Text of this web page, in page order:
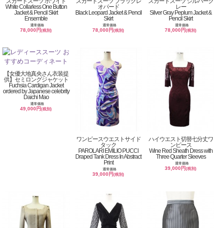
White Collarless One Button
Jacket & Pencil Skirt
Ensemble
通常価格
78,000円(税別)
オパード
Black Leopard Jacket & Pencil
Skirt
通常価格
78,000円(税別)
レー
Silver Gray Peplum Jacket &
Pencil Skirt
通常価格
78,000円(税別)
【女優大地真央さん衣装提
供】セミロングジャケット
Fuchsia Cardigan Jacket
ordered by Japanese celebrity
Daichi Mao
通常価格
49,000円(税別)
ワンピースウエストサイド
タック
PAROLARI EMILIO PUCCI
Draped Tank Dress In Abstract
Print
通常価格
39,000円(税別)
ハイウエスト切替七分丈ワ
ンピース
Wine Red Sheath Dress with
Three Quarter Sleeves
通常価格
39,000円(税別)